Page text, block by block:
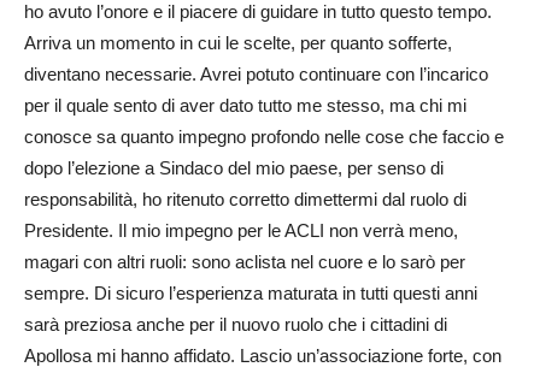
ho avuto l’onore e il piacere di guidare in tutto questo tempo.
Arriva un momento in cui le scelte, per quanto sofferte,
diventano necessarie. Avrei potuto continuare con l’incarico
per il quale sento di aver dato tutto me stesso, ma chi mi
conosce sa quanto impegno profondo nelle cose che faccio e
dopo l’elezione a Sindaco del mio paese, per senso di
responsabilità, ho ritenuto corretto dimettermi dal ruolo di
Presidente. Il mio impegno per le ACLI non verrà meno,
magari con altri ruoli: sono aclista nel cuore e lo sarò per
sempre. Di sicuro l’esperienza maturata in tutti questi anni
sarà preziosa anche per il nuovo ruolo che i cittadini di
Apollosa mi hanno affidato. Lascio un’associazione forte, con